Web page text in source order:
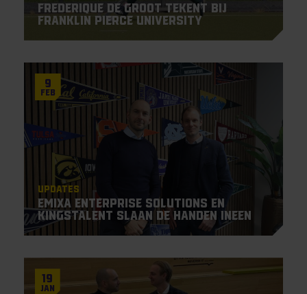
Frederique De Groot tekent bij
Franklin Pierce University
9
Feb
Updates
Emixa Enterprise Solutions en
KingsTalent slaan de handen ineen
19
Jan